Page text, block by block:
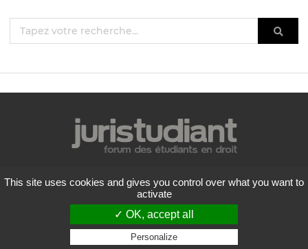
Mentions légales
Politique de confidentialité
Conditions générales d'utilisation
Liste des forums
Contactez-nous
This site uses cookies and gives you control over what you want to
activate
✓ OK, accept all
Personalize